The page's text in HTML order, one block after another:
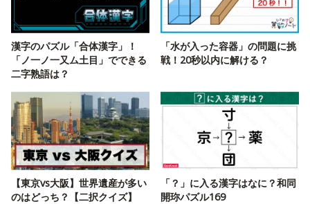
漢字のパズル「合体漢字」！
「ノ一ノ一又ム土目」でできる
二字熟語は？
「水が入った容器」の問題に挑
戦！20秒以内に解ける？
【東京vs大阪】世界遺産が多い
のはどっち？【二択クイズ】
「？」に入る漢字はなに？和同
開珎パズル169